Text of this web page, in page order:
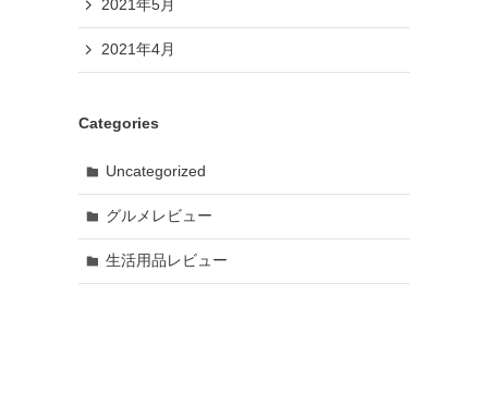
2021年5月
2021年4月
Categories
Uncategorized
グルメレビュー
生活用品レビュー